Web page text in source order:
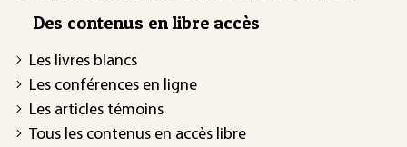
Des contenus en libre accès
Les livres blancs
Les conférences en ligne
Les articles témoins
Tous les contenus en accès libre